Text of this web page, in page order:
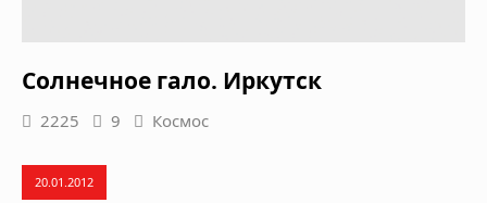
Солнечное гало. Иркутск
2225 9 Космос
20.01.2012